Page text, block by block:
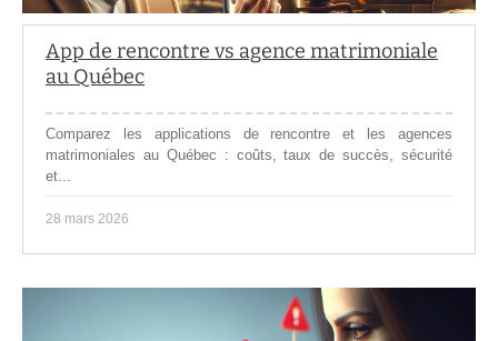
App de rencontre vs agence matrimoniale
au Québec
Comparez les applications de rencontre et les agences
matrimoniales au Québec : coûts, taux de succès, sécurité
et...
28 mars 2026